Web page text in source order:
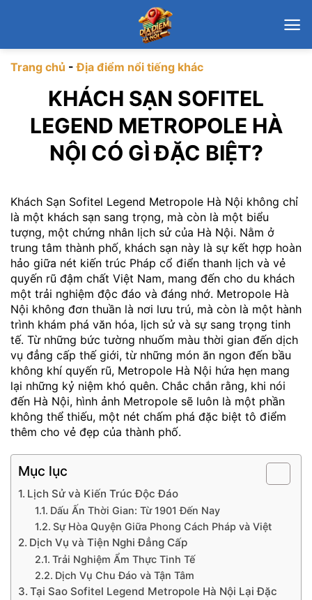
dungTrang chủ -Địa điểm nổi tiếng khác
KHÁCH SẠN SOFITEL
LEGEND METROPOLE HÀ
NỘI CÓ GÌ ĐẶC BIỆT?
Khách Sạn Sofitel Legend Metropole Hà Nội không chỉ
là một khách sạn sang trọng, mà còn là một biểu
tượng, một chứng nhân lịch sử của Hà Nội. Nằm ở
trung tâm thành phố, khách sạn này là sự kết hợp hoàn
hảo giữa nét kiến trúc Pháp cổ điển thanh lịch và vẻ
quyến rũ đậm chất Việt Nam, mang đến cho du khách
một trải nghiệm độc đáo và đáng nhớ. Metropole Hà
Nội không đơn thuần là nơi lưu trú, mà còn là một hành
trình khám phá văn hóa, lịch sử và sự sang trọng tinh
tế. Từ những bức tường nhuốm màu thời gian đến dịch
vụ đẳng cấp thế giới, từ những món ăn ngon đến bầu
không khí quyến rũ, Metropole Hà Nội hứa hẹn mang
lại những kỷ niệm khó quên. Chắc chắn rằng, khi nói
đến Hà Nội, hình ảnh Metropole sẽ luôn là một phần
không thể thiếu, một nét chấm phá đặc biệt tô điểm
thêm cho vẻ đẹp của thành phố.
Mục lục
Lịch Sử và Kiến Trúc Độc Đáo
Dấu Ấn Thời Gian: Từ 1901 Đến Nay
Sự Hòa Quyện Giữa Phong Cách Pháp và Việt
Dịch Vụ và Tiện Nghi Đẳng Cấp
Trải Nghiệm Ẩm Thực Tinh Tế
Dịch Vụ Chu Đáo và Tận Tâm
Tại Sao Sofitel Legend Metropole Hà Nội Lại Đặc